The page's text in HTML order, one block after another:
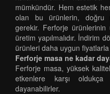
mümkündür. Hem estetik
olan bu ürünlerin, doğru
gerekir. Ferforje ürünlerinin
üretim yapılmalıdır. İndirim
ürünleri daha uygun
Ferforje masa ne kadar
Ferforje masa, yüksek
etkenlere karşı
dayanabilirler.